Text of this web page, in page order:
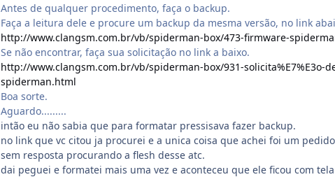
Antes de qualquer procedimento, faça o backup.
Faça a leitura dele e procure um backup da mesma versão, no link
http://www.clangsm.com.br/vb/spiderman-box/473-firmware-
Se não encontrar, faça sua solicitação no link a baixo.
http://www.clangsm.com.br/vb/spiderman-box/931-solicita%E7%E3o-
spiderman.html
Boa sorte.
Aguardo.........
intão eu não sabia que para formatar pressisava fazer backup.
no link que vc citou ja procurei e a unica coisa que achei foi um
sem resposta procurando a flesh desse atc.
dai peguei e formatei mais uma vez e aconteceu que ele ficou com